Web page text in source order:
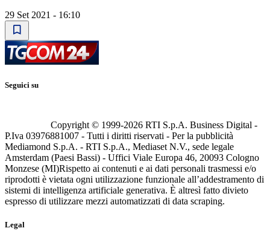
29 Set 2021 - 16:10
Seguici su
Copyright © 1999-2026 RTI S.p.A. Business Digital -
P.Iva 03976881007 - Tutti i diritti riservati - Per la pubblicità
Mediamond S.p.A. - RTI S.p.A., Mediaset N.V., sede legale
Amsterdam (Paesi Bassi) - Uffici Viale Europa 46, 20093 Cologno
Monzese (MI)Rispetto ai contenuti e ai dati personali trasmessi e/o
riprodotti è vietata ogni utilizzazione funzionale all’addestramento di
sistemi di intelligenza artificiale generativa. È altresì fatto divieto
espresso di utilizzare mezzi automatizzati di data scraping.
Legal